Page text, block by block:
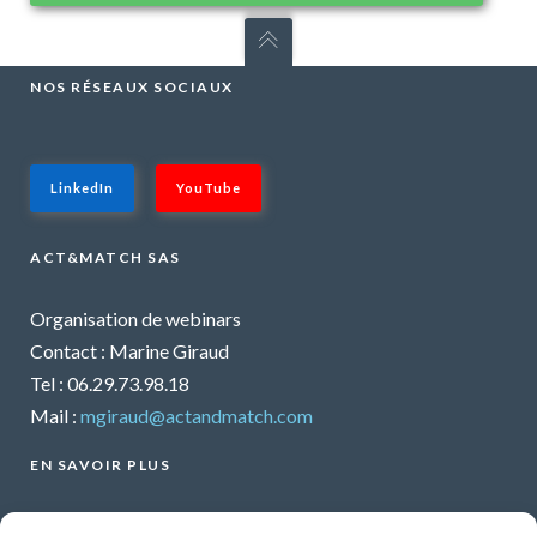
NOS RÉSEAUX SOCIAUX
LinkedIn YouTube
ACT&MATCH SAS
Organisation de webinars
Contact : Marine Giraud
Tel : 06.29.73.98.18
Mail : mgiraud@actandmatch.com
EN SAVOIR PLUS